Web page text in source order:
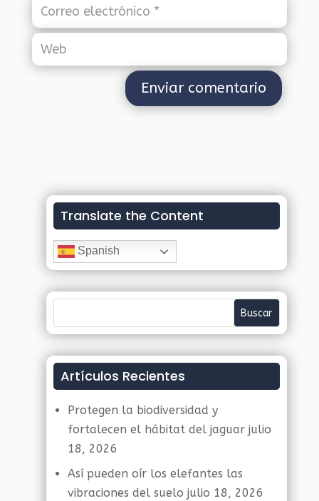
Translate the Content
Spanish
Artículos Recientes
Protegen la biodiversidad y
fortalecen el hábitat del jaguar julio
18, 2026
Así pueden oír los elefantes las
vibraciones del suelo julio 18, 2026